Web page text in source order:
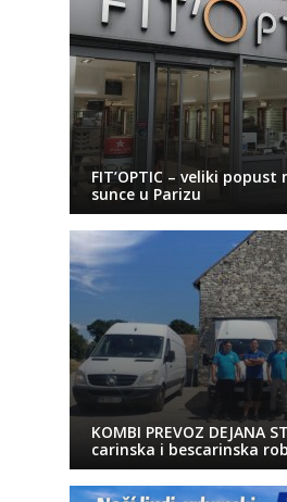
FIT’OPTIC – veliki
sunce u Parizu
KOMBI PREVOZ DEJANA
carinska i bescarinska